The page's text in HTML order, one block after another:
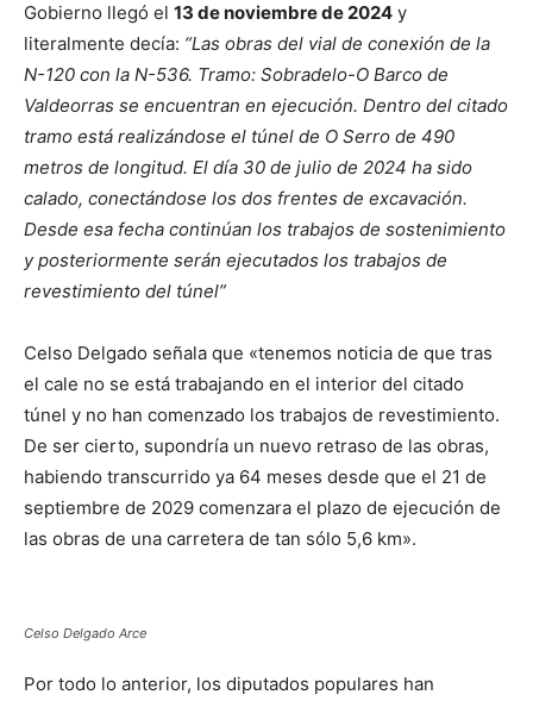
Gobierno llegó el 13 de noviembre de 2024 y
literalmente decía: “Las obras del vial de conexión de la
N-120 con la N-536. Tramo: Sobradelo-O Barco de
Valdeorras se encuentran en ejecución. Dentro del citado
tramo está realizándose el túnel de O Serro de 490
metros de longitud. El día 30 de julio de 2024 ha sido
calado, conectándose los dos frentes de excavación.
Desde esa fecha continúan los trabajos de sostenimiento
y posteriormente serán ejecutados los trabajos de
revestimiento del túnel”
Celso Delgado señala que «tenemos noticia de que tras
el cale no se está trabajando en el interior del citado
túnel y no han comenzado los trabajos de revestimiento.
De ser cierto, supondría un nuevo retraso de las obras,
habiendo transcurrido ya 64 meses desde que el 21 de
septiembre de 2029 comenzara el plazo de ejecución de
las obras de una carretera de tan sólo 5,6 km».
Celso Delgado Arce
Por todo lo anterior, los diputados populares han